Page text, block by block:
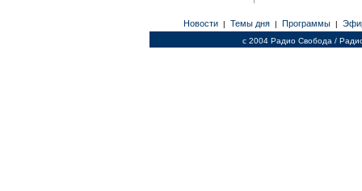
Новости | Темы дня | Программы |
c 2004 Радио Свобода /